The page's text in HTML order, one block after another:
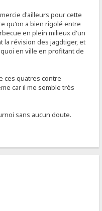
d'ailleurs pour cette
qu'on a bien rigolé entre
en plein milieux d'un
la révision des jagdtiger, et
en ville en profitant de
ces quatres contre
car il me semble très
sans aucun doute.